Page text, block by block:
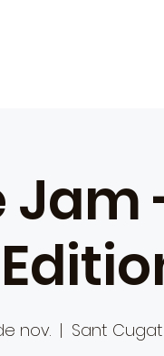
Jam
nov.
  |
Sant